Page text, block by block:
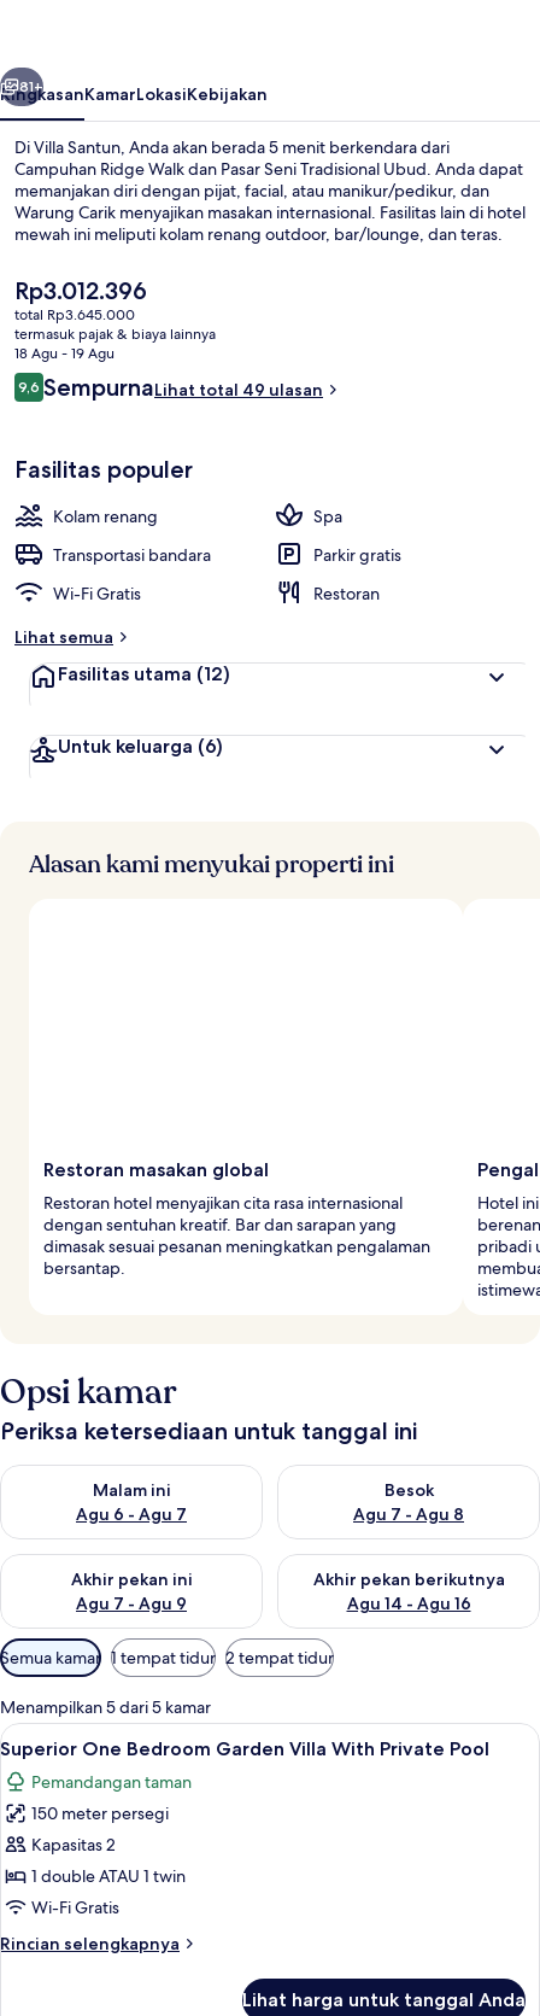
Berikutnya
81+
RingkasanKamarLokasiKebijakan
Di Villa Santun, Anda akan berada 5 menit berkendara dari
Campuhan Ridge Walk dan Pasar Seni Tradisional Ubud. Anda dapat
memanjakan diri dengan pijat, facial, atau manikur/pedikur, dan
Warung Carik menyajikan masakan internasional. Fasilitas lain di hotel
mewah ini meliputi kolam renang outdoor, bar/lounge, dan teras.
Harga
saat
ini
Rp3.012.396
Rp3.012.396
total Rp3.645.000
termasuk pajak & biaya lainnya
18 Agu - 19 Agu
Ulasan
9,69,6 dari 10
SempurnaLihat total 49 ulasan
Fasilitas populer
Kolam renang
Spa
Transportasi bandara
Parkir gratis
Wi-Fi Gratis
Restoran
Lihat semua
Fasilitas utama (12)
Untuk keluarga (6)
Alasan kami menyukai properti ini
Restoran masakan global
Restoran hotel menyajikan cita rasa internasional
dengan sentuhan kreatif. Bar dan sarapan yang
dimasak sesuai pesanan meningkatkan pengalaman
bersantap.
Hotel
pribadi
Opsi kamar
Periksa ketersediaan untuk tanggal ini
Malam ini
Agu 6 - Agu 7
Periksa ketersediaan untuk malam ini Agu 6 - Agu 7
Besok
Agu 7 - Agu 8
Periksa ketersediaan untuk
Akhir pekan ini
Agu 7 - Agu 9
Periksa ketersediaan untuk akhir pekan ini Agu 7 - Agu 9
Akhir pekan berikutnya
Agu 14 - Agu 16
Periksa ketersediaan untuk
Filter
tersedia
untuk
kamar
Semua kamar 1 tempat tidur 2 tempat tidur
Menampilkan 5 dari 5 kamar
Lihat
semua
foto
untuk
Superior
One
Bedroom
Villa
Superior One Bedroom Garden Villa
7
Superior One Bedroom Garden Villa With Private Pool
Pemandangan taman
150 meter persegi
Kapasitas 2
1 double ATAU 1 twin
Wi-Fi Gratis
Rincian selengkapnya
Rincian
Lihat harga untuk tanggal Anda